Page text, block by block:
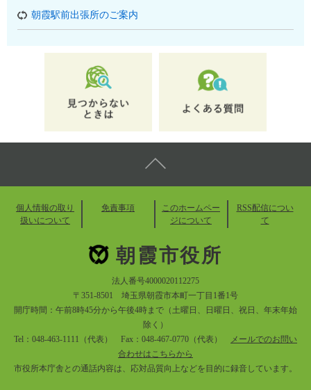
朝霞駅前出張所のご案内
個人情報の取り
扱いについて
免責事項
このホームペー
ジについて
RSS配信につい
て
朝霞市役所
法人番号4000020112275
〒351-8501 埼玉県朝霞市本町一丁目1番1号
開庁時間：午前8時45分から午後4時まで（土曜日、日曜日、祝日、年末年始
除く）
Tel：048-463-1111（代表） Fax：048-467-0770（代表）
メールでのお問い
合わせはこちらから
市役所本庁舎との通話内容は、応対品質向上などを目的に録音しています。